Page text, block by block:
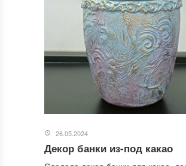
26.05.2024
Декор банки из-под какао